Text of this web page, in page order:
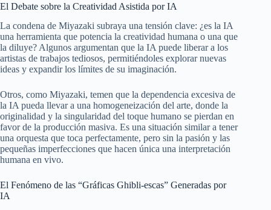
El Debate sobre la Creatividad Asistida por IA
La condena de Miyazaki subraya una tensión clave: ¿es la IA
una herramienta que potencia la creatividad humana o una que
la diluye? Algunos argumentan que la IA puede liberar a los
artistas de trabajos tediosos, permitiéndoles explorar nuevas
ideas y expandir los límites de su imaginación.
Otros, como Miyazaki, temen que la dependencia excesiva de
la IA pueda llevar a una homogeneización del arte, donde la
originalidad y la singularidad del toque humano se pierdan en
favor de la producción masiva. Es una situación similar a tener
una orquesta que toca perfectamente, pero sin la pasión y las
pequeñas imperfecciones que hacen única una interpretación
humana en vivo.
El Fenómeno de las “Gráficas Ghibli-escas” Generadas por
IA